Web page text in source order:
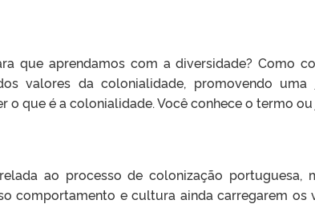
que aprendamos com a diversidade? Como
valores da colonialidade, promovendo uma
o que é a colonialidade. Você conhece o termo
ao processo de colonização portuguesa,
comportamento e cultura ainda carregarem